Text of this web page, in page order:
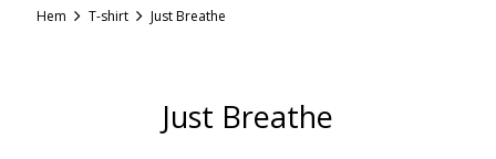
Hem T-shirt Just Breathe
Just Breathe